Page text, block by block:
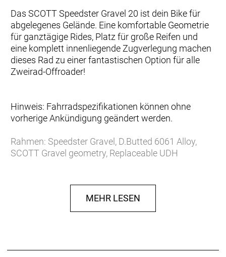
Das SCOTT Speedster Gravel 20 ist dein Bike für
abgelegenes Gelände. Eine komfortable Geometrie
für ganztägige Rides, Platz für große Reifen und
eine komplett innenliegende Zugverlegung machen
dieses Rad zu einer fantastischen Option für alle
Zweirad-Offroader!
Hinweis: Fahrradspezifikationen können ohne
vorherige Ankündigung geändert werden.
Rahmen: Speedster Gravel, D.Butted 6061 Alloy,
SCOTT Gravel geometry, Replaceable UDH
Gabel: Speedster Gravel HMF Flatmount Disc, 1 1/4
´´-1 1/2´´ Eccentric Carbon steerer
Schaltwerk: Shimano CUES RD-U6020-10, 20 Speed
MEHR LESEN